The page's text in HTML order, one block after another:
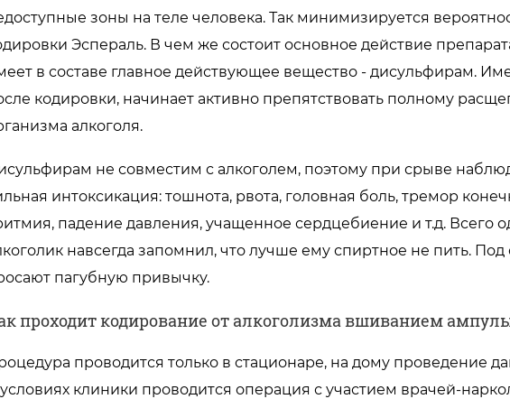
зоны на теле человека. Так минимизируется
Эспераль. В чем же состоит основное действие
в составе главное действующее вещество - дисульфирам.
кодировки, начинает активно препятствовать полному
алкоголя.
не совместим с алкоголем, поэтому при срыве
интоксикация: тошнота, рвота, головная боль, тремор
падение давления, учащенное сердцебиение и т.д. Всего
навсегда запомнил, что лучше ему спиртное не пить.
пагубную привычку.
проходит кодирование от алкоголизма вшиванием
проводится только в стационаре, на дому проведение
клиники проводится операция с участием врачей-